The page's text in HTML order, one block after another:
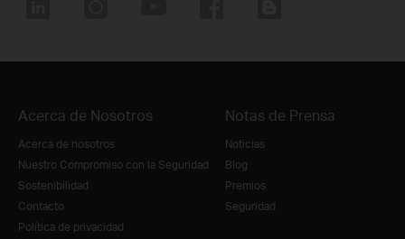
Acerca de Nosotros
Acerca de nosotros
Nuestro Compromiso con la Seguridad
Sostenibilidad
Contacto
Política de privacidad
Notas de Prensa
Noticias
Blog
Premios
Seguridad